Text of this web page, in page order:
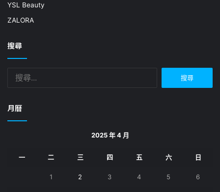
YSL Beauty
ZALORA
搜尋
月曆
2025 年 4 月
一 二 三 四 五 六 日
1 2 3 4 5 6